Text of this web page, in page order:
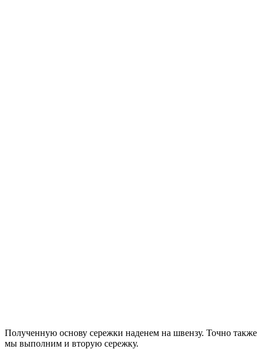
Полученную основу сережки наденем на швензу. Точно также
мы выполним и вторую сережку.